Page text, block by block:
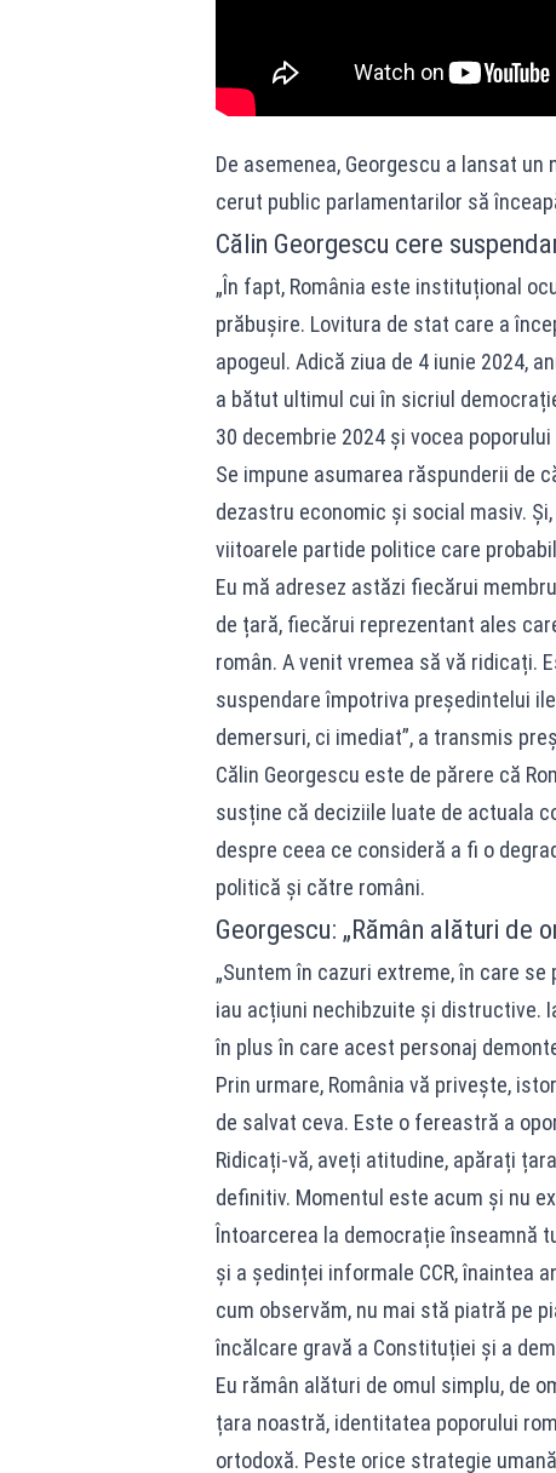
De asemenea, Georgescu a lansat
cerut public parlamentarilor să
Călin Georgescu cere
„În fapt, România este instituțional
prăbușire. Lovitura de stat care a
apogeul. Adică ziua de 4 iunie 2024,
a bătut ultimul cui în sicriul
30 decembrie 2024 și vocea
Se impune asumarea răspunderii de
dezastru economic și social masiv.
viitoarele partide politice care
Eu mă adresez astăzi fiecărui
de țară, fiecărui reprezentant ales
român. A venit vremea să vă ridicați.
suspendare împotriva președintelui
demersuri, ci imediat”, a transmis
Călin Georgescu este de părere că
susține că deciziile luate de actuala
despre ceea ce consideră a fi o
politică și către români.
Georgescu: „Rămân alături de
„Suntem în cazuri extreme, în care
iau acțiuni nechibzuite și distructive.
în plus în care acest personaj
Prin urmare, România vă privește,
de salvat ceva. Este o fereastră a
Ridicați-vă, aveți atitudine, apărați
definitiv. Momentul este acum și nu
Întoarcerea la democrație înseamnă
și a ședinței informale CCR, înaintea
cum observăm, nu mai stă piatră pe
încălcare gravă a Constituției și a
Eu rămân alături de omul simplu, de
țara noastră, identitatea poporului
ortodoxă. Peste orice strategie